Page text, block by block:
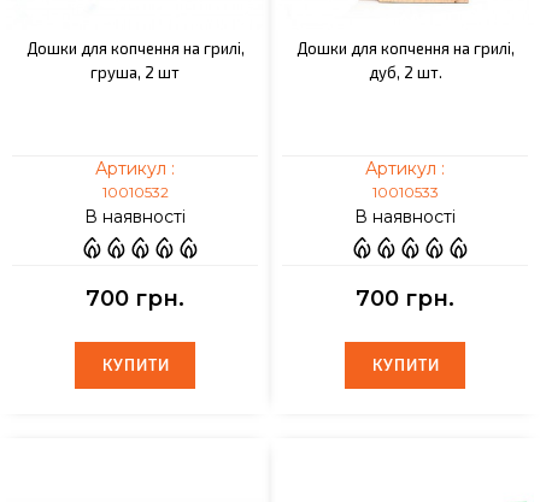
Дошки для копчення на грилі,
груша, 2 шт
Артикул :
10010532
В наявності
700 грн.
КУПИТИ
КУПИТИ
Дошки для копчення на грилі,
дуб, 2 шт.
Артикул :
10010533
В наявності
700 грн.
КУПИТИ
КУПИТИ